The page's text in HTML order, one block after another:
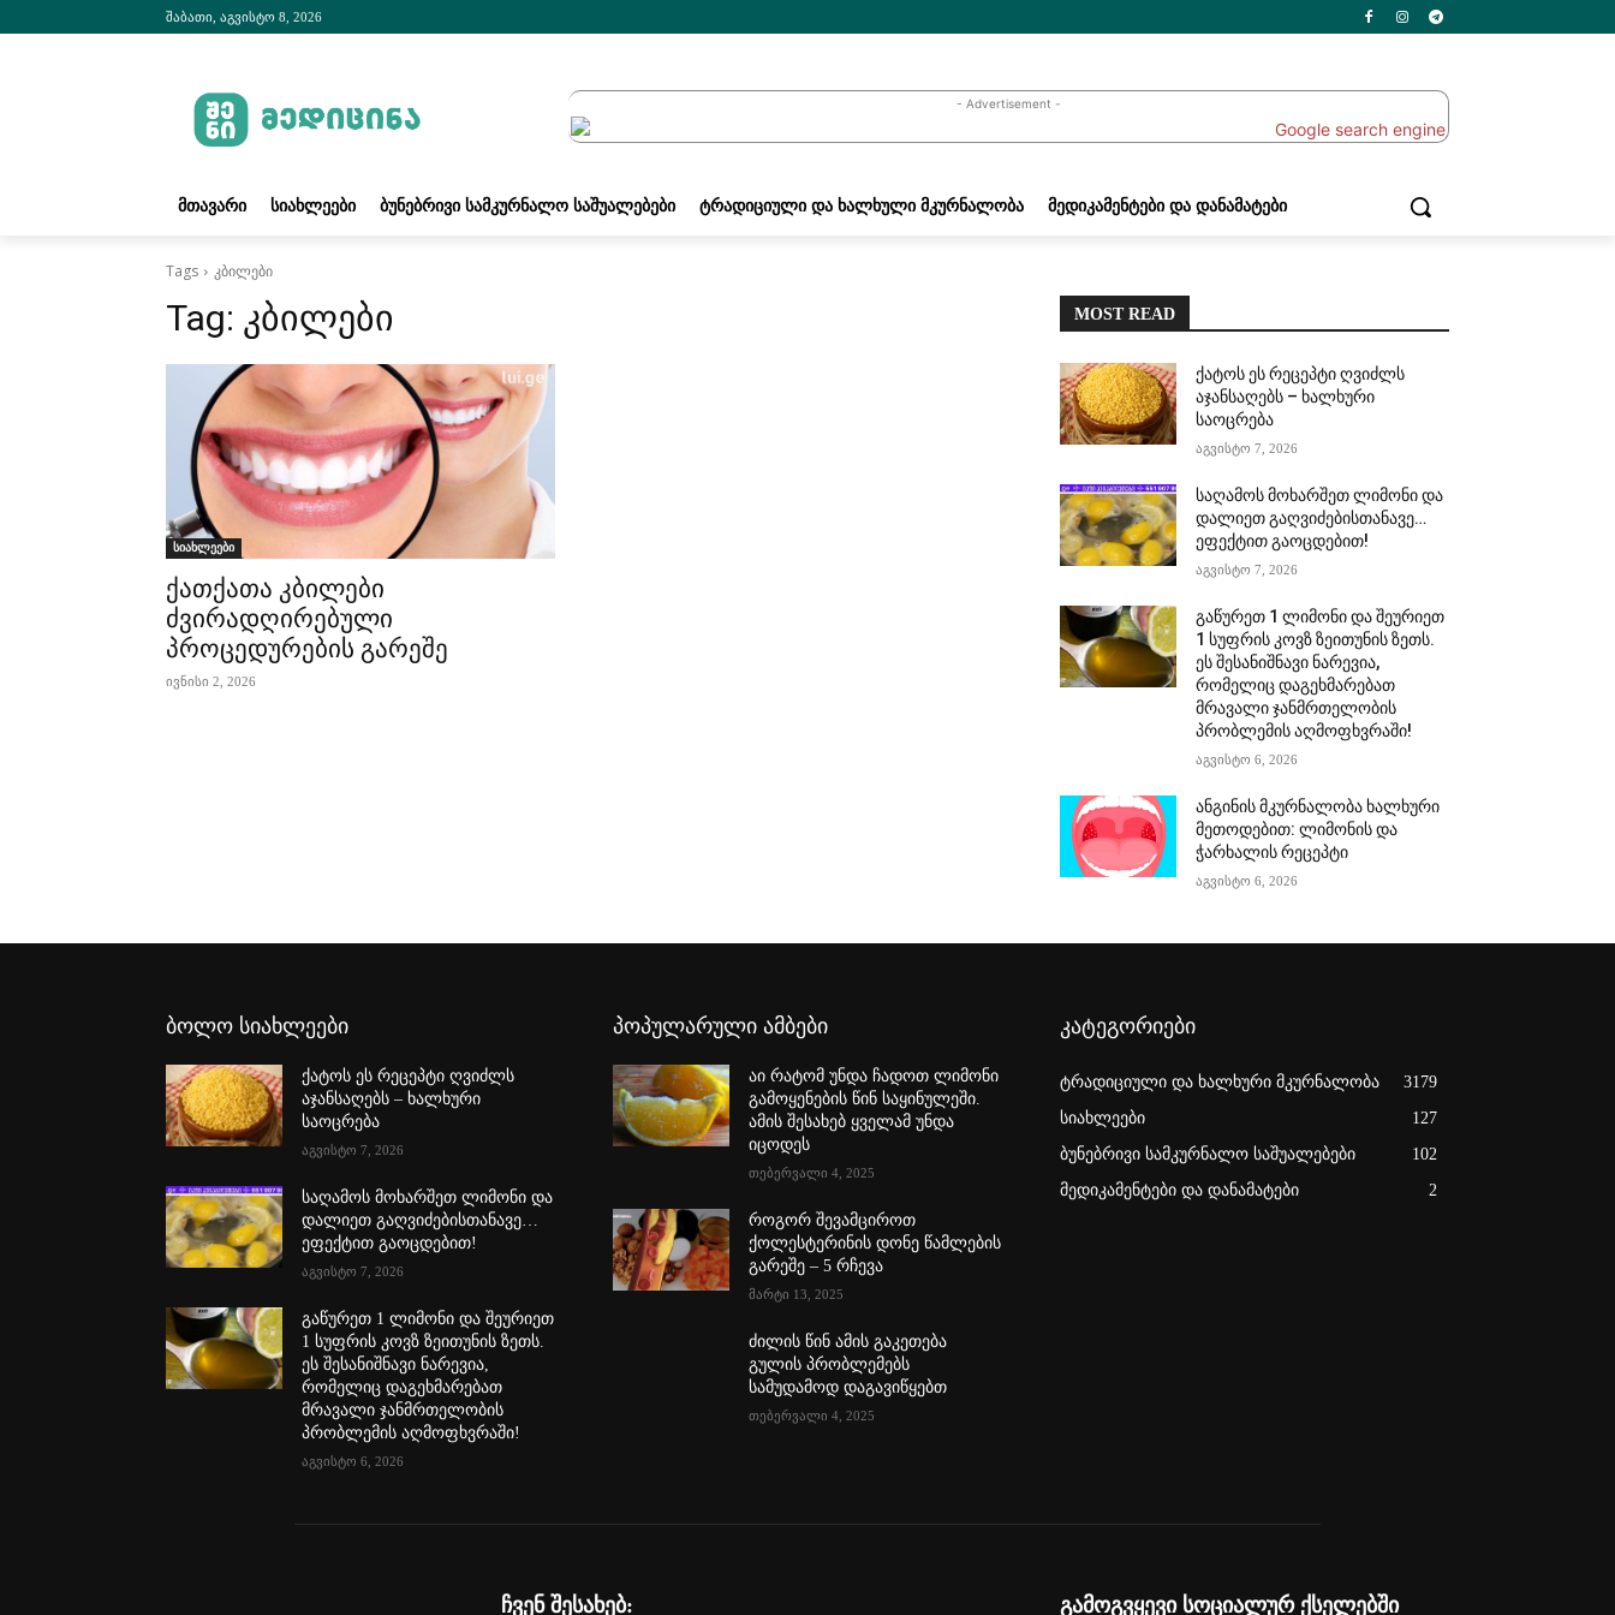
შაბათი, აგვისტო 8, 2026
- Advertisement -
ᲛᲗᲐᲕᲐᲠᲘ ᲡᲘᲐᲮᲚᲔᲔᲑᲘ ᲑᲣᲜᲔᲑᲠᲘᲕᲘ ᲡᲐᲛᲙᲣᲠᲜᲐᲚᲝ ᲡᲐᲨᲣᲐᲚᲔᲑᲔᲑᲘ ᲢᲠᲐᲓᲘᲪᲘᲣᲚᲘ ᲓᲐ ᲮᲐᲚᲮᲣᲚᲘ ᲛᲙᲣᲠᲜᲐᲚᲝᲑᲐ ᲛᲔᲓᲘᲙᲐᲛᲔᲜᲢᲔᲑᲘ ᲓᲐ ᲓᲐᲜᲐᲛᲐᲢᲔᲑᲘ
Tags კბილები
Tag: კბილები
სიახლეები
ქათქათა კბილები
ძვირადღირებული
პროცედურების გარეშე
ივნისი 2, 2026
MOST READ
ქატოს ეს რეცეპტი ღვიძლს
აჯანსაღებს – ხალხური
საოცრება
აგვისტო 7, 2026
საღამოს მოხარშეთ ლიმონი და
დალიეთ გაღვიძებისთანავე…
ეფექტით გაოცდებით!
აგვისტო 7, 2026
გაწურეთ 1 ლიმონი და შეურიეთ
1 სუფრის კოვზ ზეითუნის ზეთს.
ეს შესანიშნავი ნარევია,
რომელიც დაგეხმარებათ
მრავალი ჯანმრთელობის
პრობლემის აღმოფხვრაში!
აგვისტო 6, 2026
ანგინის მკურნალობა ხალხური
მეთოდებით: ლიმონის და
ჭარხალის რეცეპტი
აგვისტო 6, 2026
ბოლო სიახლეები
ქატოს ეს რეცეპტი ღვიძლს
აჯანსაღებს – ხალხური
საოცრება
აგვისტო 7, 2026
საღამოს მოხარშეთ ლიმონი და
დალიეთ გაღვიძებისთანავე…
ეფექტით გაოცდებით!
აგვისტო 7, 2026
გაწურეთ 1 ლიმონი და შეურიეთ
1 სუფრის კოვზ ზეითუნის ზეთს.
ეს შესანიშნავი ნარევია,
რომელიც დაგეხმარებათ
მრავალი ჯანმრთელობის
პრობლემის აღმოფხვრაში!
აგვისტო 6, 2026
პოპულარული ამბები
აი რატომ უნდა ჩადოთ ლიმონი
გამოყენების წინ საყინულეში.
ამის შესახებ ყველამ უნდა
იცოდეს
თებერვალი 4, 2025
როგორ შევამციროთ
ქოლესტერინის დონე წამლების
გარეშე – 5 რჩევა
მარტი 13, 2025
ძილის წინ ამის გაკეთება
გულის პრობლემებს
სამუდამოდ დაგავიწყებთ
თებერვალი 4, 2025
კატეგორიები
ტრადიციული და ხალხური მკურნალობა
3179
სიახლეები
127
ბუნებრივი სამკურნალო საშუალებები
102
მედიკამენტები და დანამატები
2
ჩვენ შესახებ: გამოგვყევი სოციალურ ქსელებში